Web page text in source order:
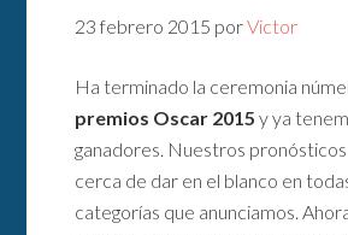
23 febrero 2015 porVictor
Ha terminado la ceremonia
premios Oscar 2015 y ya
ganadores. Nuestros
cerca de dar en el blanco en
categorías que anunciamos.